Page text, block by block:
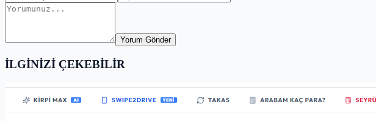
Yorum Gönder
İLGİNİZİ ÇEKEBİLİR